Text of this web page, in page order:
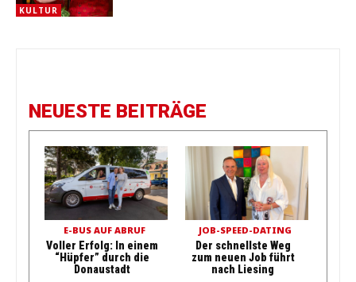
KULTUR
NEUESTE BEITRÄGE
E-BUS AUF ABRUF
Voller Erfolg: In einem
“Hüpfer” durch die
Donaustadt
JOB-SPEED-DATING
Der schnellste Weg
zum neuen Job führt
nach Liesing